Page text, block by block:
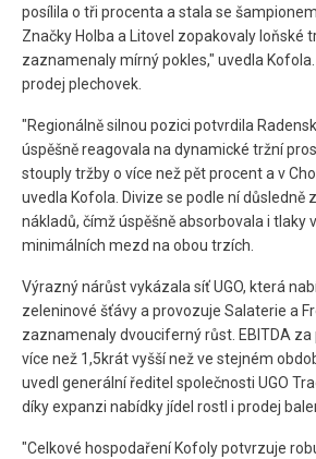
posílila o tři procenta a stala se
Značky Holba a Litovel zopakovaly loňské
zaznamenaly mírný pokles," uvedla
prodej plechovek.
"Regionálně silnou pozici potvrdila
úspěšně reagovala na dynamické tržní
stouply tržby o více než pět procent a v
uvedla Kofola. Divize se podle ní důsledně
nákladů, čímž úspěšně absorbovala i tlaky
minimálních mezd na obou trzích.
Výrazný nárůst vykázala síť UGO, která
zeleninové šťávy a provozuje Salaterie a
zaznamenaly dvouciferný růst. EBITDA
více než 1,5krát vyšší než ve stejném
uvedl generální ředitel společnosti UGO
díky expanzi nabídky jídel rostl i prodej
"Celkové hospodaření Kofoly potvrzuje